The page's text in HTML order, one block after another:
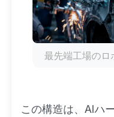
最先端工場のロ
この構造は、AIハ